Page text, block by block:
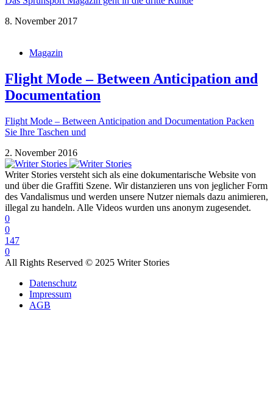
8. November 2017
Magazin
Flight Mode – Between Anticipation and
Documentation
Flight Mode – Between Anticipation and Documentation Packen
Sie Ihre Taschen und
2. November 2016
Writer Stories versteht sich als eine dokumentarische Website von
und über die Graffiti Szene. Wir distanzieren uns von jeglicher Form
des Vandalismus und werden unsere Nutzer niemals dazu animieren,
illegal zu handeln. Alle Videos wurden uns anonym zugesendet.
0
0
147
0
All Rights Reserved © 2025 Writer Stories
Datenschutz
Impressum
AGB